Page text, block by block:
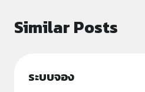
Similar Posts
ระบบจอง